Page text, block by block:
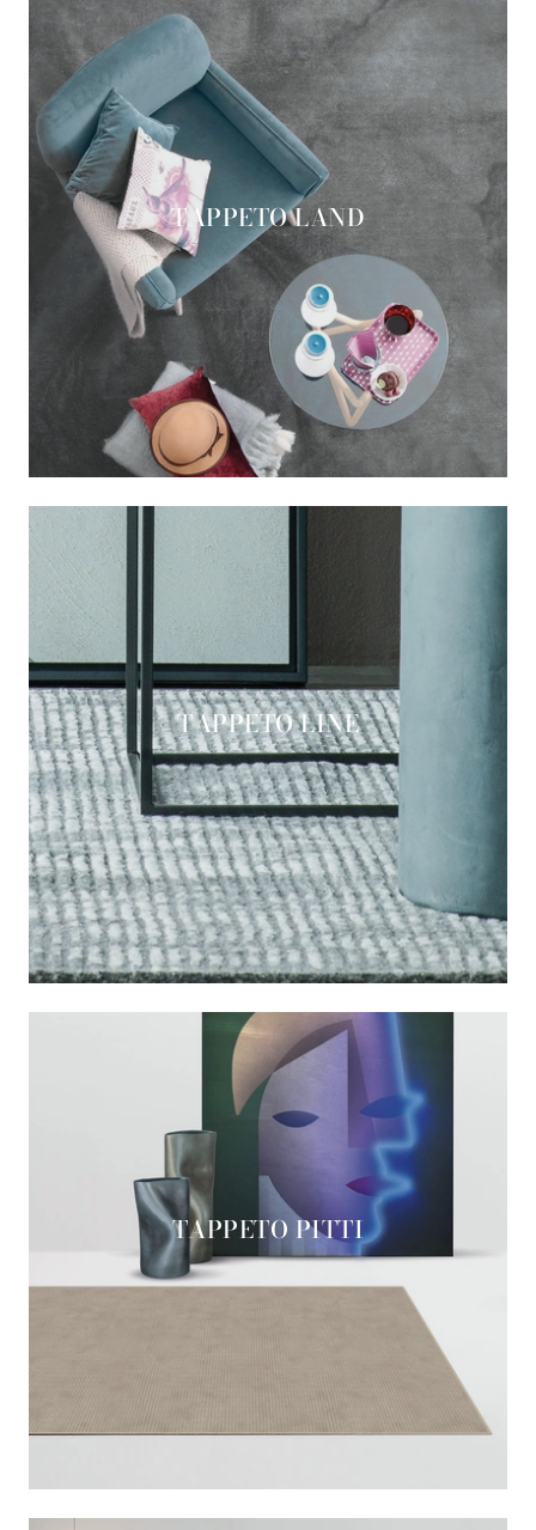
TAPPETO LAND
TAPPETO LINE
TAPPETO PITTI